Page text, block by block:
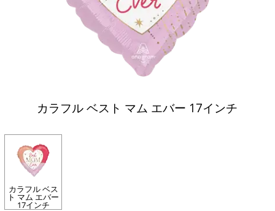
カラフル ベスト マム エバー 17インチ
カラフル ベス
ト マム エバー
17インチ